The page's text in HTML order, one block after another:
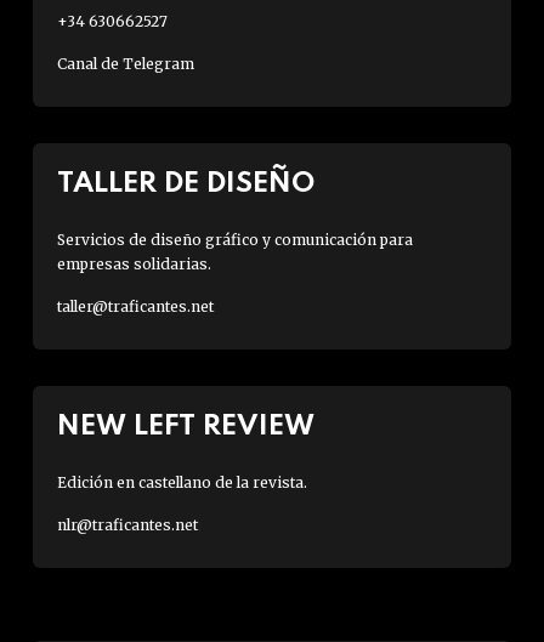
+34 630662527
Canal de Telegram
TALLER DE DISEÑO
Servicios de diseño gráfico y comunicación para
empresas solidarias.
taller@traficantes.net
NEW LEFT REVIEW
Edición en castellano de la revista.
nlr@traficantes.net